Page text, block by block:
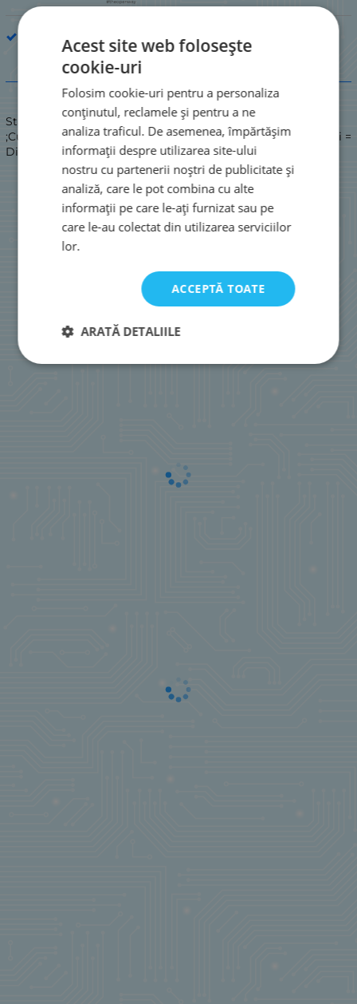
Role și curele
Stare: NOU / NOU
;Curea pătrată video BLS84-01 Ø:84,50x1,50mm\nDimensiuni =
Diametru x grosime\nCircumferință = diametru x 3,1416 (Pi)
Acest site web folosește
cookie-uri
Folosim cookie-uri pentru a personaliza
conținutul, reclamele și pentru a ne
analiza traficul. De asemenea, împărtășim
informații despre utilizarea site-ului
nostru cu partenerii noștri de publicitate și
analiză, care le pot combina cu alte
informații pe care le-ați furnizat sau pe
care le-au colectat din utilizarea serviciilor
lor.
ACCEPTĂ TOATE
ARATĂ DETALIILE